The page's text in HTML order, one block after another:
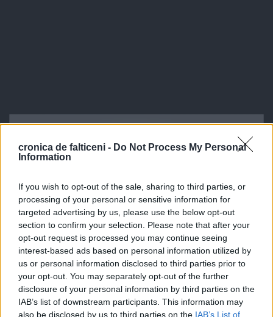
cronica de falticeni - Do Not Process My Personal
Information
If you wish to opt-out of the sale, sharing to third parties, or
processing of your personal or sensitive information for
targeted advertising by us, please use the below opt-out
section to confirm your selection. Please note that after your
opt-out request is processed you may continue seeing
interest-based ads based on personal information utilized by
us or personal information disclosed to third parties prior to
your opt-out. You may separately opt-out of the further
disclosure of your personal information by third parties on the
IAB’s list of downstream participants. This information may
also be disclosed by us to third parties on the IAB’s List of